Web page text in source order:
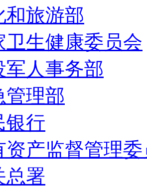
和旅游部
卫生健康委员会
军人事务部
管理部
银行
资产监督管理
总署